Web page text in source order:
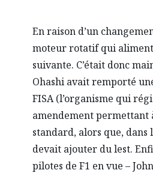
En raison d’un
moteur rotatif qui
suivante. C’était donc
Ohashi avait remporté
FISA (l’organisme qui
amendement permettant
standard, alors que,
devait ajouter du lest.
pilotes de F1 en vue –